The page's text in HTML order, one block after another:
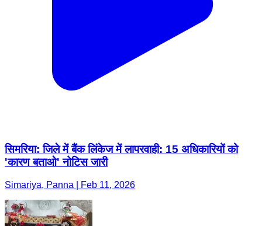
सिमरिया: जिले में बैंक लिंकेज में लापरवाही: 15 अधिकारियों को
'कारण बताओ' नोटिस जारी
Simariya, Panna | Feb 11, 2026